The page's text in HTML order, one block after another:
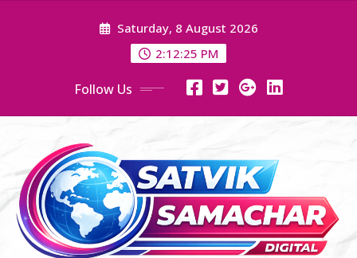
Saturday, 8 August 2026
2:12:26 PM
Follow Us